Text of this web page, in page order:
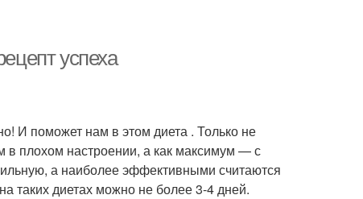
успеха
И поможет нам в этом диета . Только не
в плохом настроении, а как максимум — с
а наиболее эффективными считаются
таких диетах можно не более 3-4 дней.